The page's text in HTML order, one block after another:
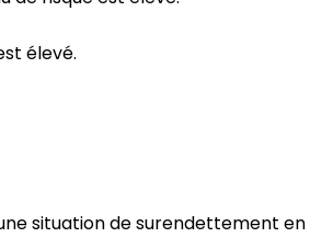
élevé.
situation de surendettement en